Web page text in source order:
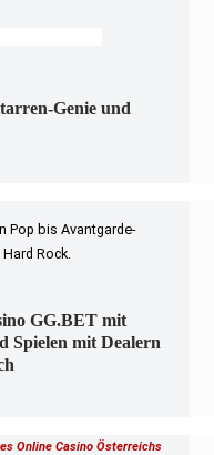
Genie und
Pop bis Avantgarde-
Rock.
GG.BET mit
Spielen mit Dealern
Online Casino Österreichs